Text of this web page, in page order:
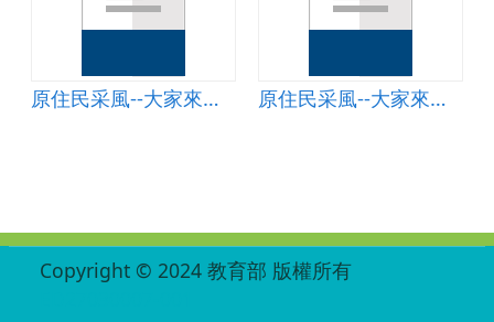
原住民采風--大家來跳舞 原住民采風--大家來跳舞
Copyright © 2024 教育部 版權所有